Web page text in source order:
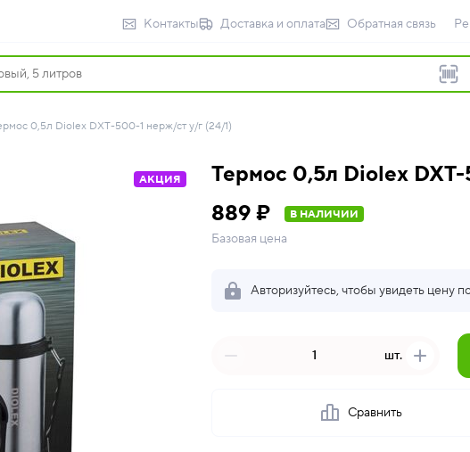
Контакты Доставка и оплата Обратная связь
0,5л Diolex DXT-500-1 нерж/ст у/г (24/1)
АКЦИЯ
Термос 0,5л Diolex
889 ₽
В НАЛИЧИИ
Базовая цена
Авторизуйтесь, чтобы увидеть цену
шт.
Сравнить